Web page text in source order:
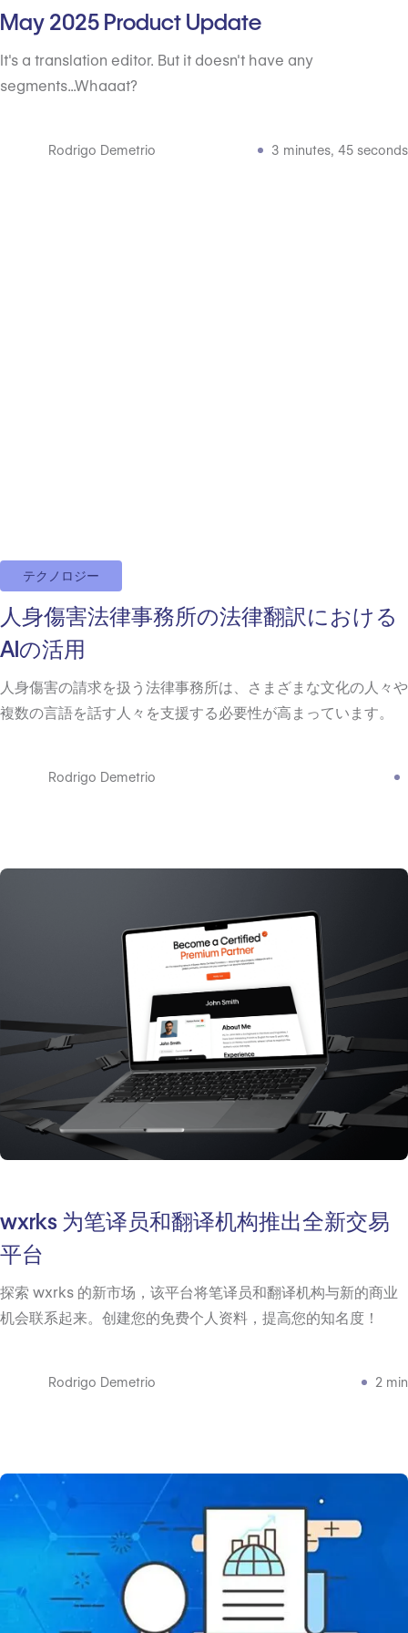
May 2025 Product Update
It's a translation editor. But it doesn't have any
segments...Whaaat?
Rodrigo Demetrio 3 minutes, 45 seconds
テクノロジー
人身傷害法律事務所の法律翻訳における
AIの活用
人身傷害の請求を扱う法律事務所は、さまざまな文化の人々や
複数の言語を話す人々を支援する必要性が高まっています。
Rodrigo Demetrio
wxrks 为笔译员和翻译机构推出全新交易
平台
探索 wxrks 的新市场，该平台将笔译员和翻译机构与新的商业
机会联系起来。创建您的免费个人资料，提高您的知名度！
Rodrigo Demetrio 2 min